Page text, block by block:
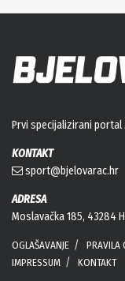
Prvi specijalizirani
KONTAKT
sport@bjelovarac.hr
ADRESA
Moslavačka 185, 43284
OGLAŠAVANJE PRAVILA
IMPRESSUM
KONTAKT